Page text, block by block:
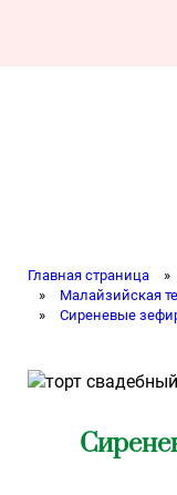
Главная страница »
»
Малайзийская
»
Сиреневые